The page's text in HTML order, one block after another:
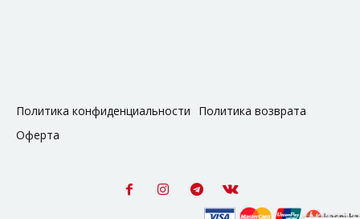
Политика конфиденциальности
Политика возврата
Оферта